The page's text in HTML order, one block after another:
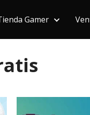
Gamer